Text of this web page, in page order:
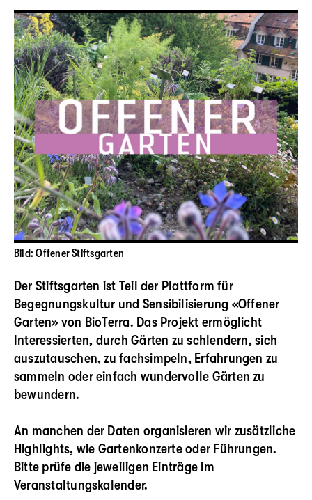
Bild: Offener Stiftsgarten
Der Stiftsgarten ist Teil der Plattform für
Begegnungskultur und Sensibilisierung «Offener
Garten» von BioTerra. Das Projekt ermöglicht
Interessierten, durch Gärten zu schlendern, sich
auszutauschen, zu fachsimpeln, Erfahrungen zu
sammeln oder einfach wundervolle Gärten zu
bewundern.
An manchen der Daten organisieren wir zusätzliche
Highlights, wie Gartenkonzerte oder Führungen.
Bitte prüfe die jeweiligen Einträge im
Veranstaltungskalender.